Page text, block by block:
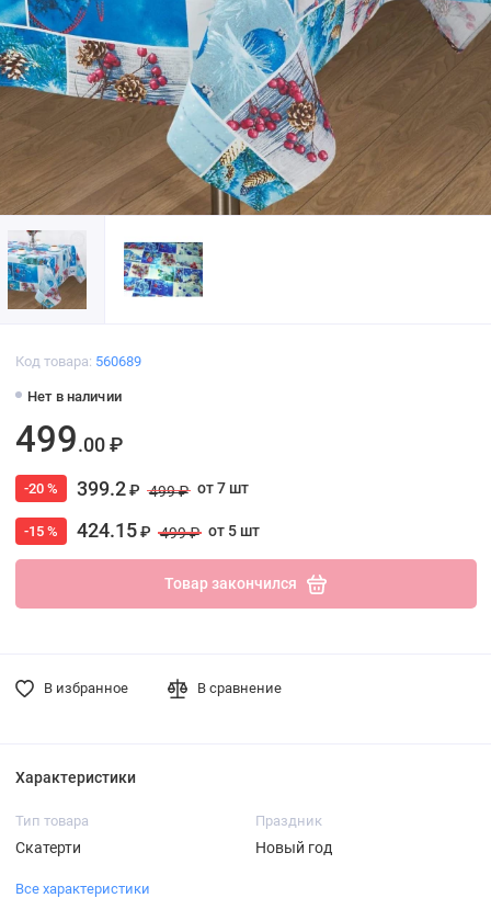
Код товара: 560689
Нет в наличии
499.00 ₽
-20 % 399.2₽ 499 ₽ от 7 шт
-15 % 424.15₽ 499 ₽ от 5 шт
Товар закончился
В избранное В сравнение
Характеристики
Тип товара
Скатерти
Праздник
Новый год
Все характеристики